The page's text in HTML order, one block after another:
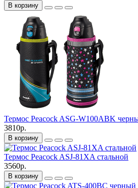
В корзину
Термос Peacock ASG-W100ABK
3810р.
В корзину
Термос Peacock ASJ-81XA стальной
3560р.
В корзину